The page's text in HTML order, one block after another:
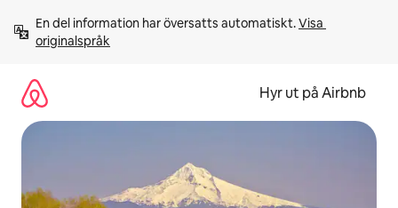
innehåll
En del information har översatts automatiskt. Visa
originalspråk
Hyr ut på Airbnb